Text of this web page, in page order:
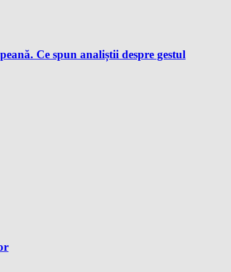
Ce spun analiștii despre gestul